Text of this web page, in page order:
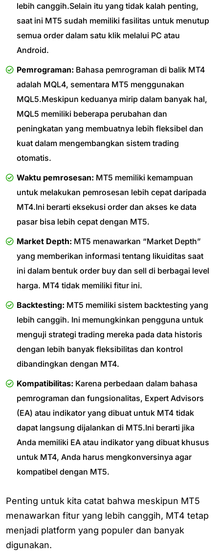
lebih canggih.Selain itu yang tidak kalah penting,
saat ini MT5 sudah memiliki fasilitas untuk menutup
semua order dalam satu klik melalui PC atau
Android.
Pemrograman: Bahasa pemrograman di balik MT4
adalah MQL4, sementara MT5 menggunakan
MQL5.Meskipun keduanya mirip dalam banyak hal,
MQL5 memiliki beberapa perubahan dan
peningkatan yang membuatnya lebih fleksibel dan
kuat dalam mengembangkan sistem trading
otomatis.
Waktu pemrosesan: MT5 memiliki kemampuan
untuk melakukan pemrosesan lebih cepat daripada
MT4.Ini berarti eksekusi order dan akses ke data
pasar bisa lebih cepat dengan MT5.
Market Depth: MT5 menawarkan “Market Depth”
yang memberikan informasi tentang likuiditas saat
ini dalam bentuk order buy dan sell di berbagai level
harga. MT4 tidak memiliki fitur ini.
Backtesting: MT5 memiliki sistem backtesting yang
lebih canggih. Ini memungkinkan pengguna untuk
menguji strategi trading mereka pada data historis
dengan lebih banyak fleksibilitas dan kontrol
dibandingkan dengan MT4.
Kompatibilitas: Karena perbedaan dalam bahasa
pemrograman dan fungsionalitas, Expert Advisors
(EA) atau indikator yang dibuat untuk MT4 tidak
dapat langsung dijalankan di MT5.Ini berarti jika
Anda memiliki EA atau indikator yang dibuat khusus
untuk MT4, Anda harus mengkonversinya agar
kompatibel dengan MT5.
Penting untuk kita catat bahwa meskipun MT5
menawarkan fitur yang lebih canggih, MT4 tetap
menjadi platform yang populer dan banyak
digunakan.